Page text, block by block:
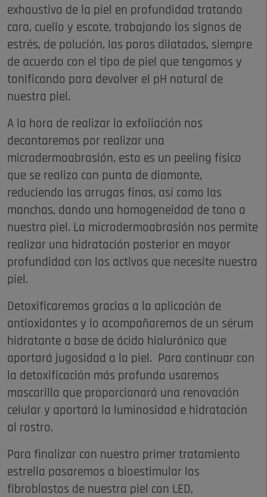
exhaustiva de la piel en profundidad tratando
cara, cuello y escote, trabajando los signos de
estrés, de polución, los poros dilatados, siempre
de acuerdo con el tipo de piel que tengamos y
tonificando para devolver el pH natural de
nuestra piel.
A la hora de realizar la exfoliación nos
decantaremos por realizar una
microdermoabrasión, esto es un peeling físico
que se realiza con punta de diamante,
reduciendo las arrugas finas, así como las
manchas, dando una homogeneidad de tono a
nuestra piel. La microdermoabrasión nos permite
realizar una hidratación posterior en mayor
profundidad con los activos que necesite nuestra
piel.
Detoxificaremos gracias a la aplicación de
antioxidantes y lo acompañaremos de un sérum
hidratante a base de ácido hialurónico que
aportará jugosidad a la piel. Para continuar con
la detoxificación más profunda usaremos
mascarilla que proporcionará una renovación
celular y aportará la luminosidad e hidratación
al rostro.
Para finalizar con nuestro primer tratamiento
estrella pasaremos a bioestimular los
fibroblastos de nuestra piel con LED,